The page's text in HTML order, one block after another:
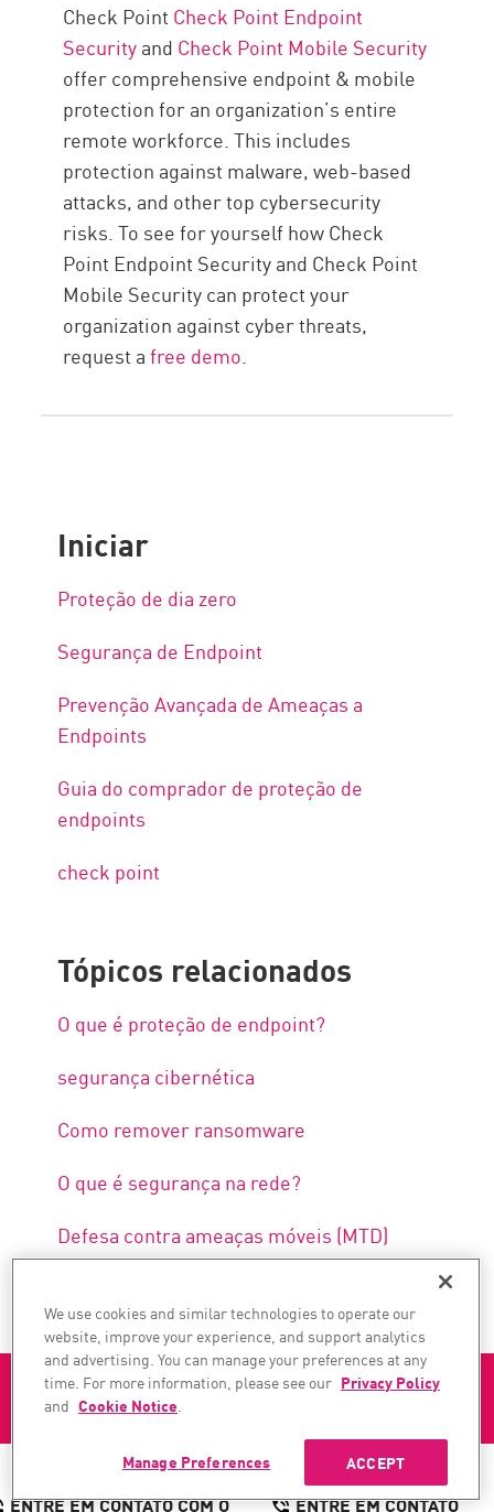
Check Point Check Point Endpoint
Securityand Check Point Mobile Security
offer comprehensive endpoint & mobile
protection for an organization’s entire
remote workforce. This includes
protection against malware, web-based
attacks, and other top cybersecurity
risks. To see for yourself how Check
Point Endpoint Security and Check Point
Mobile Security can protect your
organization against cyber threats,
request afree demo.
Iniciar
Proteção de dia zero
Segurança de Endpoint
Prevenção Avançada de Ameaças a
Endpoints
Guia do comprador de proteção de
endpoints
check point
Tópicos relacionados
O que é proteção de endpoint?
segurança cibernética
Como remover ransomware
O que é segurança na rede?
Defesa contra ameaças móveis (MTD)
Security Advisory - July 2026 Frontier AI Security
and Hardening Update.
ENTRE EM CONTATO COM O ENTRE EM CONTATO
We use cookies and similar technologies to operate our
website, improve your experience, and support analytics
and advertising. You can manage your preferences at any
time. For more information, please see our Privacy Policy
and Cookie Notice.
ACCEPT
Manage Preferences